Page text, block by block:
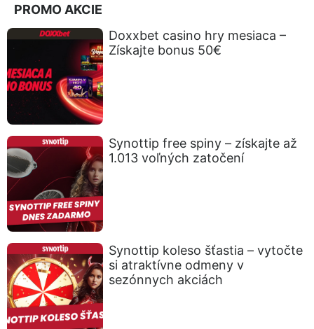
PROMO AKCIE
Doxxbet casino hry mesiaca –
Získajte bonus 50€
Synottip free spiny – získajte až
1.013 voľných zatočení
Synottip koleso šťastia – vytočte
si atraktívne odmeny v
sezónnych akciách